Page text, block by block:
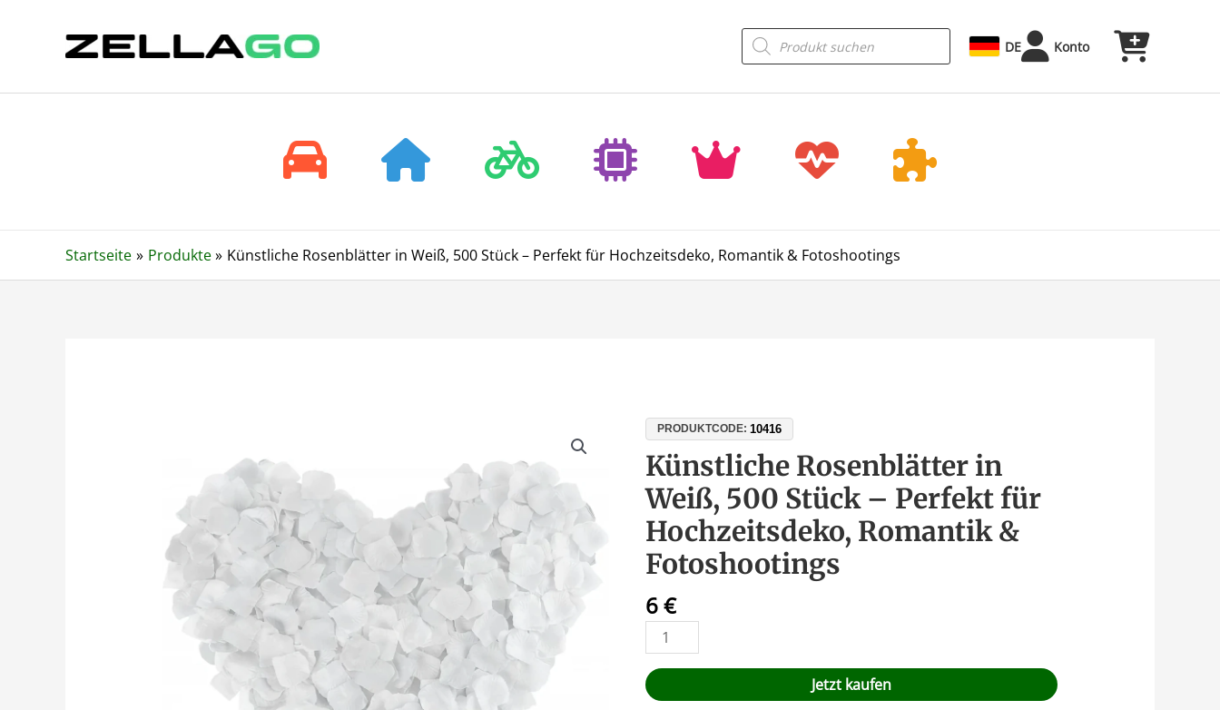
Products
search DE Konto
Startseite Produkte Künstliche Rosenblätter in Weiß, 500 Stück – Perfekt für Hochzeitsdeko, Romantik & Fotoshootings
PRODUKTCODE:10416
Künstliche Rosenblätter in
Weiß, 500 Stück – Perfekt für
Hochzeitsdeko, Romantik &
Fotoshootings
6€
Künstliche
Rosenblätter
in
Weiß,
500
Stück
–
für
Hochzeitsdeko,
Romantik
&
Fotoshootings
Jetzt kaufen